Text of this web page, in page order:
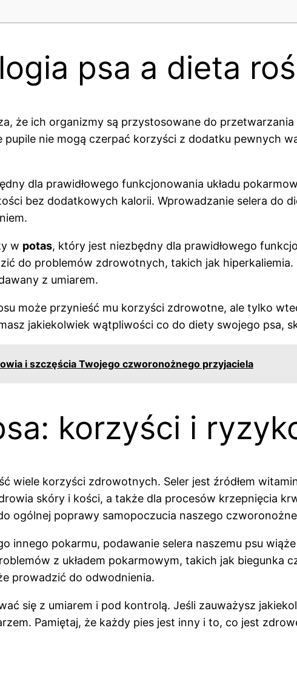
psa a dieta
że ich organizmy są przystosowane do przetwarzania
nie mogą czerpać korzyści z dodatku pewnych
dla prawidłowego funkcjonowania układu
bez dodatkowych kalorii. Wprowadzanie selera do
w potas, który jest niezbędny dla prawidłowego
do problemów zdrowotnych, takich jak
z umiarem.
może przynieść mu korzyści zdrowotne, ale tylko
jakiekolwiek wątpliwości co do diety swojego psa,
i szczęścia Twojego czworonożnego przyjaciela
korzyści i
wiele korzyści zdrowotnych. Seler jest źródłem
skóry i kości, a także dla procesów krzepnięcia
ogólnej poprawy samopoczucia naszego
innego pokarmu, podawanie selera naszemu psu
z układem pokarmowym, takich jak biegunka
prowadzić do odwodnienia.
się z umiarem i pod kontrolą. Jeśli zauważysz
Pamiętaj, że każdy pies jest inny i to, co jest